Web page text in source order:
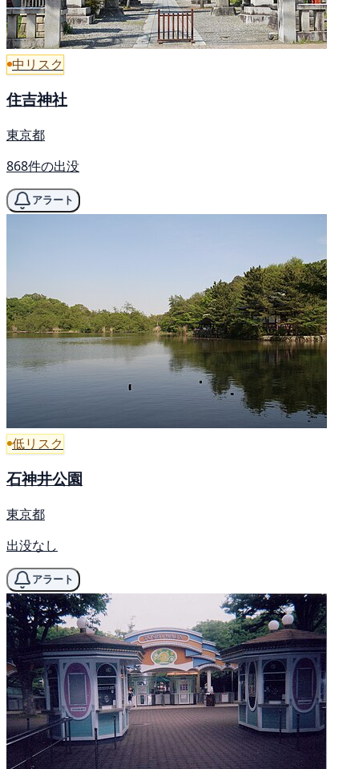
中リスク
住吉神社
東京都
868件の出没
アラート
低リスク
石神井公園
東京都
出没なし
アラート